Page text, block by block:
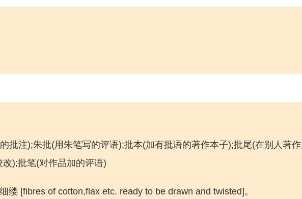
批注);朱批(用朱笔写的评语);批本(加有批语的著作本子);批尾(在别人著
);批笔(对作品加的评语)
缕 [fibres of cotton,flax etc. ready to be drawn and twisted]。